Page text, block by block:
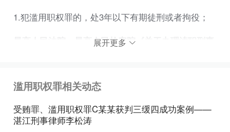
1.犯滥用职权罪的，处3年以下有期徒刑或者拘役；
最高人民法院、最高人民检察院《关于办理渎职刑事
（一）》）第1条第1款：国家机关工作人员滥用职权
或者玩忽职守，具有下列情形之一的，应当认定为刑
法第三百九十七条规定的“致使公共财产、国家和人
展开更多
滥用职权罪相关动态
受贿罪、滥用职权罪C某某获判三缓四成功案例——
湛江刑事律师李松涛